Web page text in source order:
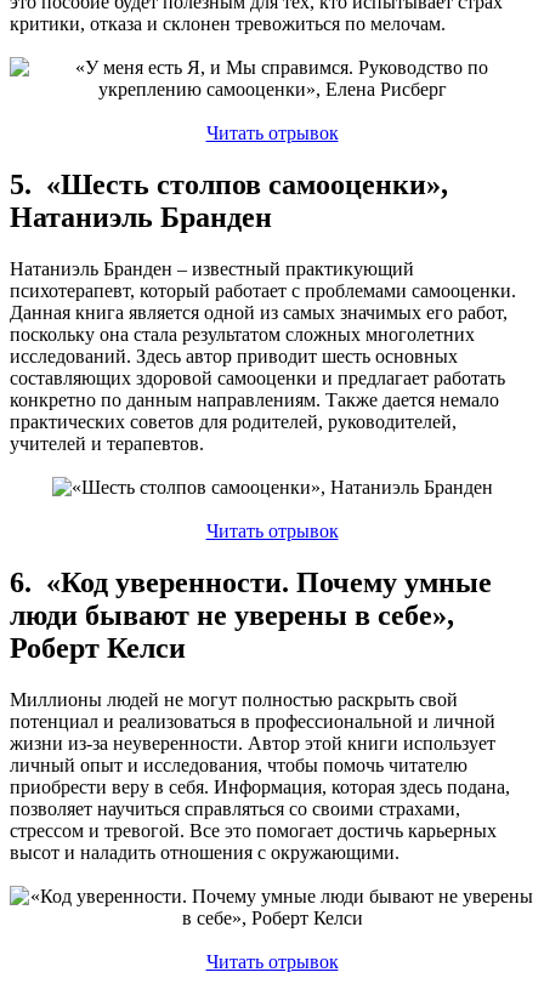
критики, отказа и склонен тревожиться по мелочам.
Читать отрывок
5. «Шесть столпов самооценки»,
Натаниэль Бранден
Натаниэль Бранден – известный практикующий
психотерапевт, который работает с проблемами самооценки.
Данная книга является одной из самых значимых его работ,
поскольку она стала результатом сложных многолетних
исследований. Здесь автор приводит шесть основных
составляющих здоровой самооценки и предлагает работать
конкретно по данным направлениям. Также дается немало
практических советов для родителей, руководителей,
учителей и терапевтов.
Читать отрывок
6. «Код уверенности. Почему умные
люди бывают не уверены в себе»,
Роберт Келси
Миллионы людей не могут полностью раскрыть свой
потенциал и реализоваться в профессиональной и личной
жизни из-за неуверенности. Автор этой книги использует
личный опыт и исследования, чтобы помочь читателю
приобрести веру в себя. Информация, которая здесь подана,
позволяет научиться справляться со своими страхами,
стрессом и тревогой. Все это помогает достичь карьерных
высот и наладить отношения с окружающими.
Читать отрывок